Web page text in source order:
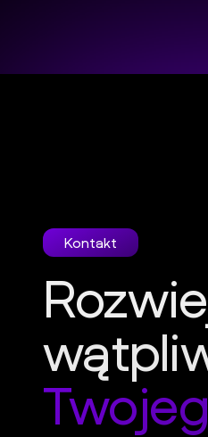
Kontakt